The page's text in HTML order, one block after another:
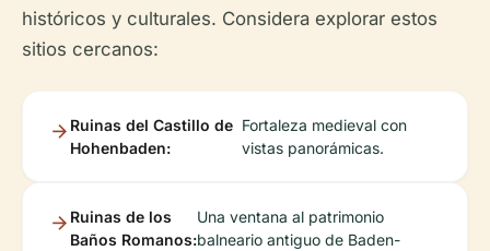
históricos y culturales. Considera explorar estos
sitios cercanos:
Ruinas del Castillo de
Hohenbaden:
Fortaleza medieval con
vistas panorámicas.
Ruinas de los
Baños Romanos:
Una ventana al patrimonio
balneario antiguo de Baden-